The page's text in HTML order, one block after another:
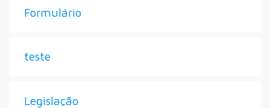
Formulário
teste
Legislação